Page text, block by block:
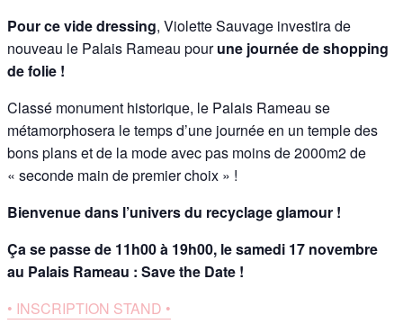
Pour ce vide dressing, Violette Sauvage investira de
nouveau le Palais Rameau pourune journée de shopping
de folie !
Classé monument historique, le Palais Rameau se
métamorphosera le temps d’une journée en un temple des
bons plans et de la mode avec pas moins de 2000m2 de
« seconde main de premier choix » !
Bienvenue dans l’univers du recyclage glamour !
Ça se passe de 11h00 à 19h00, le samedi 17 novembre
au Palais Rameau : Save the Date !
• INSCRIPTION STAND •